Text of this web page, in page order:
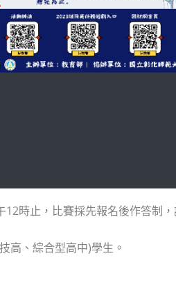
時止，比賽採先報名後作答制
高、綜合型高中)學生。